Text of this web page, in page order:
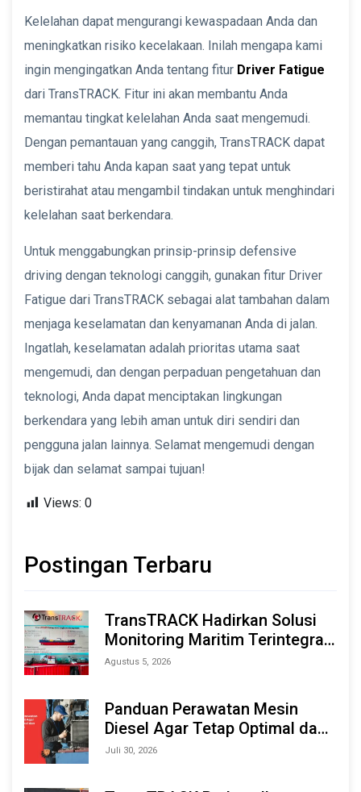
Kelelahan dapat mengurangi kewaspadaan Anda dan
meningkatkan risiko kecelakaan. Inilah mengapa kami
ingin mengingatkan Anda tentang fitur Driver Fatigue
dari TransTRACK. Fitur ini akan membantu Anda
memantau tingkat kelelahan Anda saat mengemudi.
Dengan pemantauan yang canggih, TransTRACK dapat
memberi tahu Anda kapan saat yang tepat untuk
beristirahat atau mengambil tindakan untuk menghindari
kelelahan saat berkendara.
Untuk menggabungkan prinsip-prinsip defensive
driving dengan teknologi canggih, gunakan fitur Driver
Fatigue dari TransTRACK sebagai alat tambahan dalam
menjaga keselamatan dan kenyamanan Anda di jalan.
Ingatlah, keselamatan adalah prioritas utama saat
mengemudi, dan dengan perpaduan pengetahuan dan
teknologi, Anda dapat menciptakan lingkungan
berkendara yang lebih aman untuk diri sendiri dan
pengguna jalan lainnya. Selamat mengemudi dengan
bijak dan selamat sampai tujuan!
Views: 0
Postingan Terbaru
TransTRACK Hadirkan Solusi
Monitoring Maritim Terintegrasi
Berbasis AI & IoT di Indonesia
Agustus 5, 2026
Panduan Perawatan Mesin
Diesel Agar Tetap Optimal dan
Tahan Lama
Juli 30, 2026